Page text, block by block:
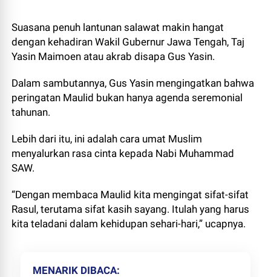
Suasana penuh lantunan salawat makin hangat
dengan kehadiran Wakil Gubernur Jawa Tengah, Taj
Yasin Maimoen atau akrab disapa Gus Yasin.
Dalam sambutannya, Gus Yasin mengingatkan bahwa
peringatan Maulid bukan hanya agenda seremonial
tahunan.
Lebih dari itu, ini adalah cara umat Muslim
menyalurkan rasa cinta kepada Nabi Muhammad
SAW.
“Dengan membaca Maulid kita mengingat sifat-sifat
Rasul, terutama sifat kasih sayang. Itulah yang harus
kita teladani dalam kehidupan sehari-hari,” ucapnya.
MENARIK DIBACA